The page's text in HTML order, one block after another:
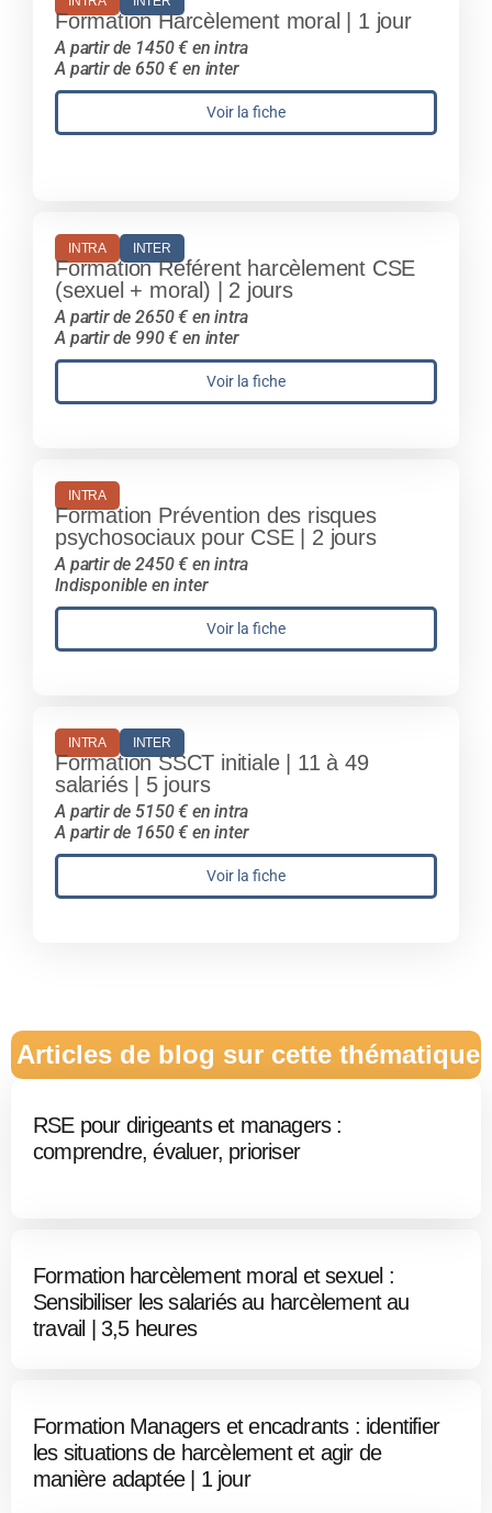
Formation Harcèlement moral | 1 jour
A partir de 1450 € en intra
A partir de 650 € en inter
Voir la fiche
INTRA INTER
Formation Référent harcèlement CSE
(sexuel + moral) | 2 jours
A partir de 2650 € en intra
A partir de 990 € en inter
Voir la fiche
INTRA
Formation Prévention des risques
psychosociaux pour CSE | 2 jours
A partir de 2450 € en intra
Indisponible en inter
Voir la fiche
INTRA INTER
Formation SSCT initiale | 11 à 49
salariés | 5 jours
A partir de 5150 € en intra
A partir de 1650 € en inter
Voir la fiche
Articles de blog sur cette thématique
RSE pour dirigeants et managers :
comprendre, évaluer, prioriser
Formation harcèlement moral et sexuel :
Sensibiliser les salariés au harcèlement au
travail | 3,5 heures
Formation Managers et encadrants : identifier
les situations de harcèlement et agir de
manière adaptée | 1 jour